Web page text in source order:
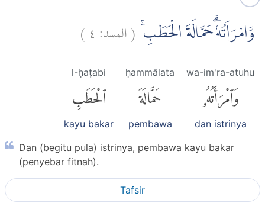
وَّامْرَاَتُهٗ ۗحَمَّالَةَ الْحَطَبِۚ (المسد: ٤)
wa-im'ra-atuhu
وَٱمْرَأَتُهُۥ
dan istrinya
ḥammālata
حَمَّالَةَ
pembawa
l-ḥaṭabi
ٱلْحَطَبِ
kayu bakar
Dan (begitu pula) istrinya, pembawa kayu bakar
(penyebar fitnah).
Tafsir